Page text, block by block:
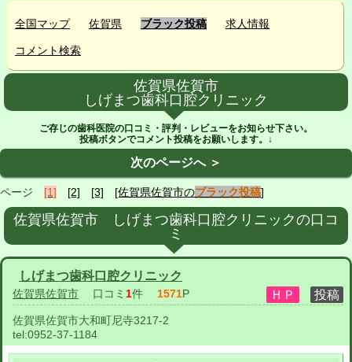
全国マップ 佐賀県 ブラック投稿 求人情報
コメント検索
佐賀県佐賀市
しげまつ歯科口腔クリニック
ご存じの歯科医院の口コミ・評判・レビューをお知らせ下さい。
投稿ボタンでコメント投稿をお願いします。↓
次のページへ ＞
ページ [1] [2] [3] [佐賀県佐賀市のブラック投稿]
佐賀県佐賀市 しげまつ歯科口腔クリニックの口コ
ミ
しげまつ歯科口腔クリニック
佐賀県佐賀市 口コミ 1件 1571P
佐賀県佐賀市大和町尼寺3217-2
tel:0952-37-1184